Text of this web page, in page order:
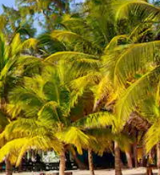
teclado ou tocando e